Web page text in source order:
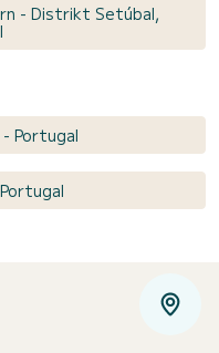
- Distrikt Setúbal,
Portugal